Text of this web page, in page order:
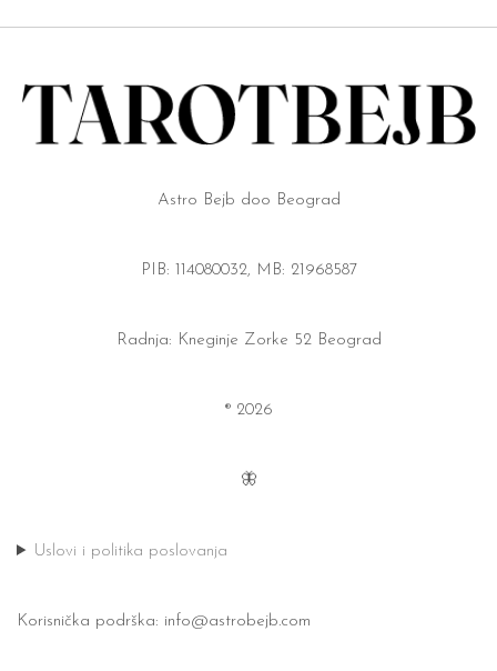
Astro Bejb doo Beograd
PIB: 114080032, MB: 21968587
Radnja: Kneginje Zorke 52 Beograd
® 2026
🦋
Uslovi i politika poslovanja
Korisnička podrška: info@astrobejb.com